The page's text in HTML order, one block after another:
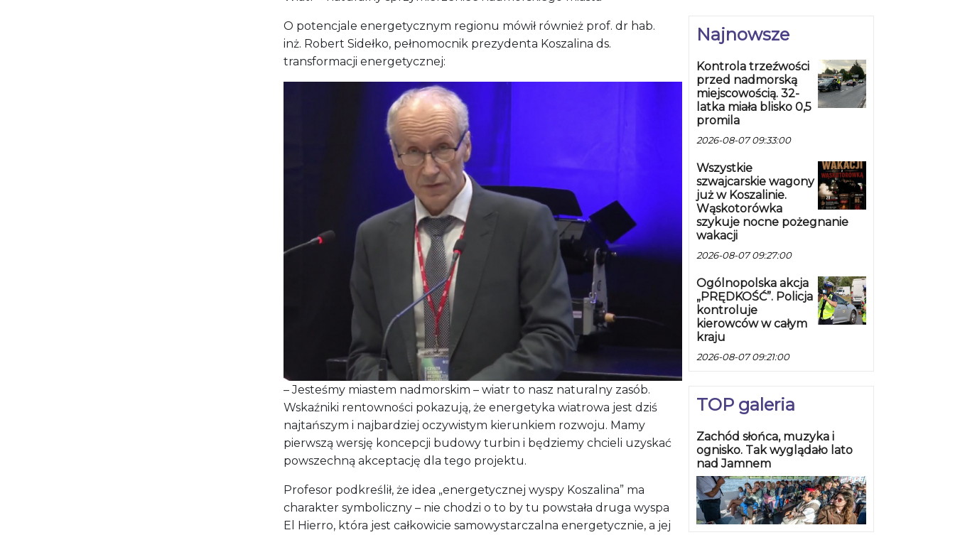
– Jesteśmy miastem nadmorskim – wiatr to nasz naturalny zasób.
Wskaźniki rentowności pokazują, że energetyka wiatrowa jest dziś
najtańszym i najbardziej oczywistym kierunkiem rozwoju. Mamy
pierwszą wersję koncepcji budowy turbin i będziemy chcieli uzyskać
powszechną akceptację dla tego projektu.
Profesor podkreślił, że idea „energetycznej wyspy Koszalina” ma
charakter symboliczny – nie chodzi o to by tu powstała druga wyspa
El Hierro, która jest całkowicie samowystarczalna energetycznie, a jej
energia pochodzi z odnawialnych źródeł lecz o maksymalne
wykorzystanie lokalnych źródeł energii.
– Jesteśmy daleko w lesie, ale za to z dużym potencjałem. Koszalin w
Teraz czas, by tę ideę rozszerzyć na energię elektryczną.
Wytwarzamy dziś z własnych zasobów zaledwie promil
Wszystkie
już w Koszalinie.
Wąskotorówka
szykuje nocne pożegnanie
wakacji
2026-08-07 09:27:00
„PRĘDKOŚĆ”. Policja
kontroluje
kierowców w całym
kraju
2026-08-07 09:21:00
TOP galeria
Zachód słońca, muzyka i
ognisko. Tak wyglądało lato
nad Jamnem
TOP wideo
Tysiące namiotów i jedna
wielka festiwalowa rodzina.
Pol’and’Rock Festival 2026
rozpoczyna się w Czaplinku